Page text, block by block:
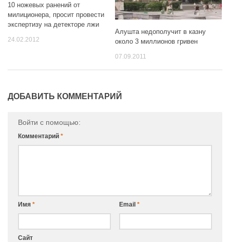
10 ножевых ранений от
милиционера, просит провести
экспертизу на детекторе лжи
24.02.2012
Алушта недополучит в казну
около 3 миллионов гривен
07.09.2011
ДОБАВИТЬ КОММЕНТАРИЙ
Войти с помощью:
Комментарий *
Имя * Email *
Сайт